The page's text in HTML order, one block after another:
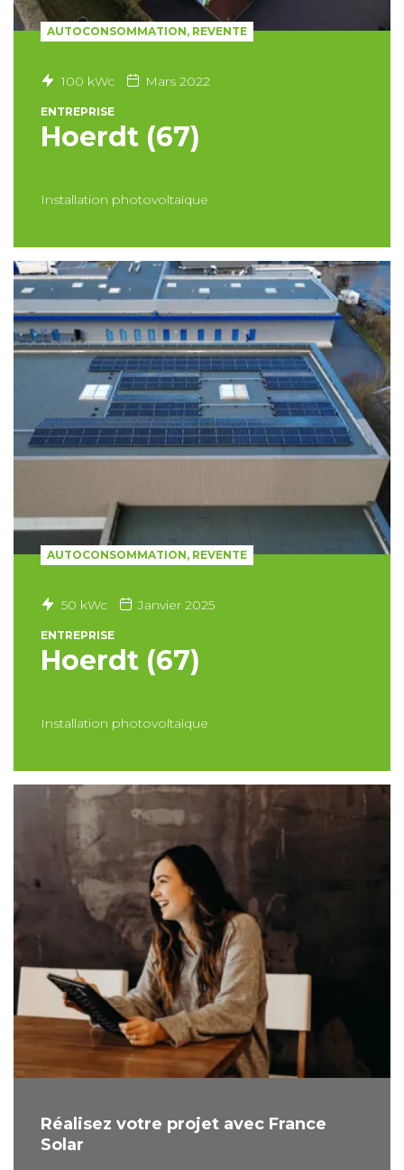
AUTOCONSOMMATION, REVENTE
100 kWc Mars 2022
ENTREPRISE
Hoerdt (67)
Installation photovoltaïque
AUTOCONSOMMATION, REVENTE
50 kWc Janvier 2025
ENTREPRISE
Hoerdt (67)
Installation photovoltaïque
Réalisez votre projet avec France
Solar